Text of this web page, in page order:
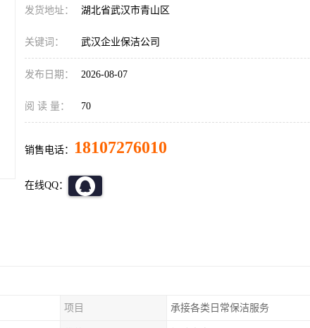
发货地址： 湖北省武汉市青山区
关键词： 武汉企业保洁公司
发布日期： 2026-08-07
阅 读 量： 70
销售电话： 18107276010
在线QQ：
项目 承接各类日常保洁服务